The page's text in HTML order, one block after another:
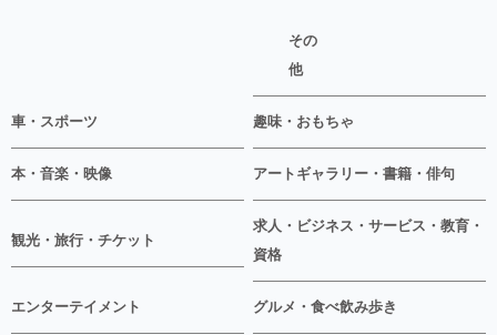
その
他
車・スポーツ 趣味・おもちゃ
本・音楽・映像 アートギャラリー・書籍・俳句
観光・旅行・チケット
求人・ビジネス・サービス・教育・
資格
エンターテイメント グルメ・食べ飲み歩き